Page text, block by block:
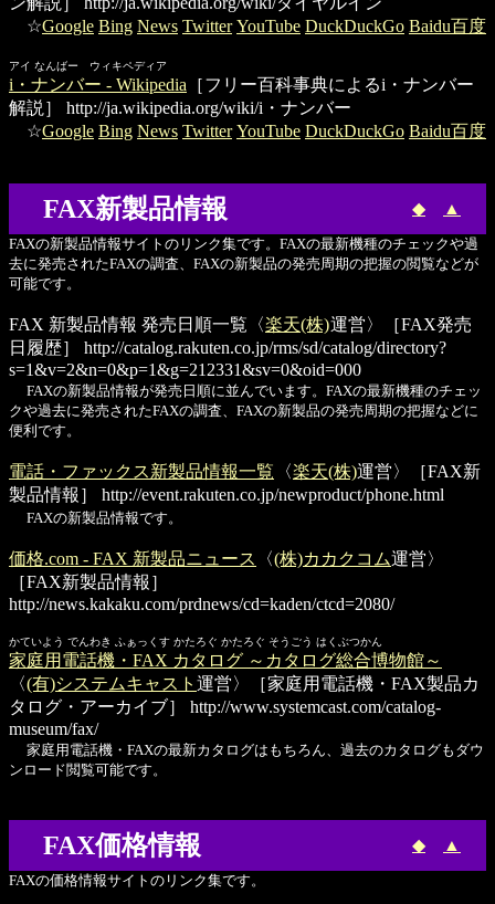
☆Google Bing News Twitter YouTube DuckDuckGo Baidu百度
アイ なんばー ウィキペディア
i・ナンバー - Wikipedia ［フリー百科事典によるi・ナンバー
解説］
http://ja.wikipedia.org/wiki/i・ナンバー
☆Google Bing News Twitter YouTube DuckDuckGo Baidu百度
FAX新製品情報 ◆ ▲
FAXの新製品情報サイトのリンク集です。FAXの最新機種のチェックや過
去に発売されたFAXの調査、FAXの新製品の発売周期の把握の閲覧などが
可能です。
FAX 新製品情報 発売日順一覧 〈楽天(株)運営〉［FAX発売
日履歴］
http://catalog.rakuten.co.jp/rms/sd/catalog/directory?
s=1&v=2&n=0&p=1&g=212331&sv=0&oid=000
FAXの新製品情報が発売日順に並んでいます。FAXの最新機種のチェッ
クや過去に発売されたFAXの調査、FAXの新製品の発売周期の把握などに
便利です。
電話・ファックス新製品情報一覧 〈楽天(株)運営〉［FAX新
製品情報］
http://event.rakuten.co.jp/newproduct/phone.html
FAXの新製品情報です。
価格.com - FAX 新製品ニュース 〈(株)カカクコム運営〉
［FAX新製品情報］
http://news.kakaku.com/prdnews/cd=kaden/ctcd=2080/
かていよう でんわき ふぁっくす かたろぐ かたろぐ そうごう はくぶつかん
家庭用電話機・FAX カタログ ～カタログ総合博物館～
〈(有)システムキャスト 運営〉［家庭用電話機・FAX製品カ
タログ・アーカイブ］
http://www.systemcast.com/catalog-
museum/fax/
家庭用電話機・FAXの最新カタログはもちろん、過去のカタログもダウ
ンロード閲覧可能です。
FAX価格情報 ◆ ▲
FAXの価格情報サイトのリンク集です。